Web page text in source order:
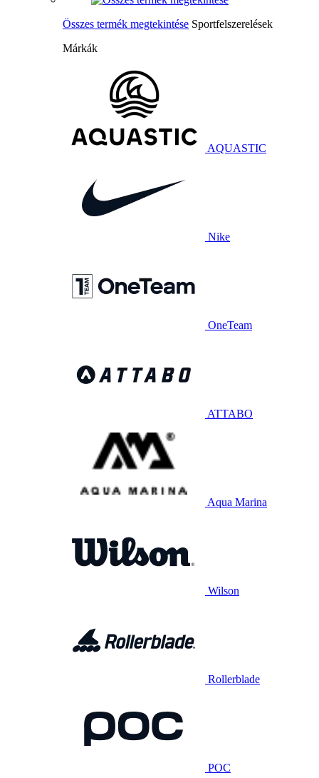
Összes termék megtekintése Sportfelszerelések
Márkák
AQUASTIC
Nike
OneTeam
ATTABO
Aqua Marina
Wilson
Rollerblade
POC